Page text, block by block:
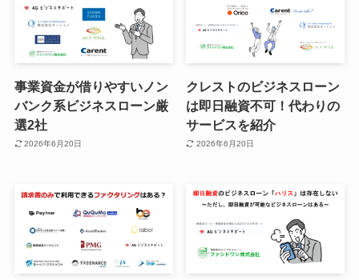
事業資金が借りやすいノン
バンク系ビジネスローン厳
選2社
2026年6月20日
クレストのビジネスローン
は即日融資不可！代わりの
サービスを紹介
2026年6月20日